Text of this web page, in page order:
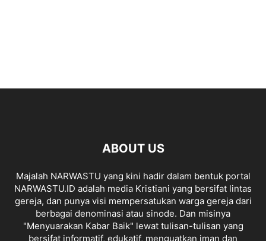
ABOUT US
Majalah NARWASTU yang kini hadir dalam bentuk portal
NARWASTU.ID adalah media Kristiani yang bersifat lintas
gereja, dan punya visi mempersatukan warga gereja dari
berbagai denominasi atau sinode. Dan misinya
"Menyuarakan Kabar Baik" lewat tulisan-tulisan yang
bersifat informatif, edukatif, menguatkan iman dan